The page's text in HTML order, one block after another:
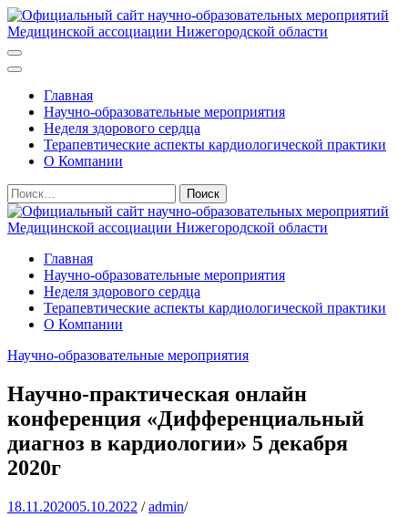
Перейти
к
содержимому
(нажмите
Главная
Научно-образовательные мероприятия
Неделя здорового сердца
Терапевтические аспекты кардиологической практики
О Компании
Найти:
Официальный сайт научно-образовательных мероприятий
Медицинской ассоциации Нижегородской области
Главная
Научно-образовательные мероприятия
Неделя здорового сердца
Терапевтические аспекты кардиологической практики
О Компании
Научно-образовательные мероприятия
Научно-практическая онлайн
конференция «Дифференциальный
диагноз в кардиологии» 5 декабря
2020г
18.11.202005.10.2022 /admin/